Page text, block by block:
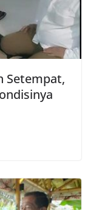
Setempat,